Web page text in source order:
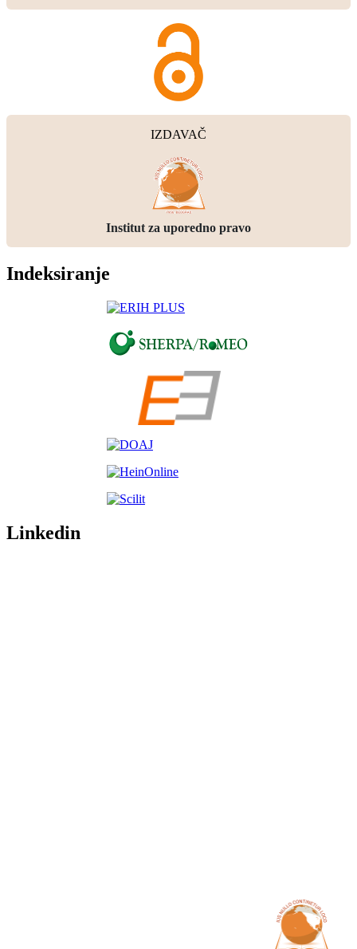
IZDAVAČ
Institut za uporedno pravo
Indeksiranje
Linkedin